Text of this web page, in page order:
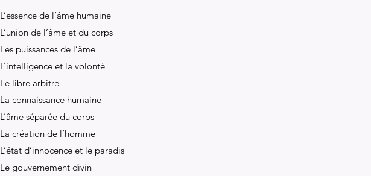
L’essence de l’âme humaine
L’union de l’âme et du corps
Les puissances de l’âme
L’intelligence et la volonté
Le libre arbitre
La connaissance humaine
L’âme séparée du corps
La création de l’homme
L’état d’innocence et le paradis
Le gouvernement divin